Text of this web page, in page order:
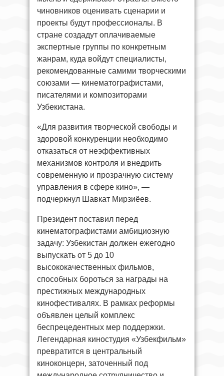
чиновников оценивать сценарии и
проекты будут профессионалы. В
стране создадут оплачиваемые
экспертные группы по конкретным
жанрам, куда войдут специалисты,
рекомендованные самими творческими
союзами — кинематографистами,
писателями и композиторами
Узбекистана.
«Для развития творческой свободы и
здоровой конкуренции необходимо
отказаться от неэффективных
механизмов контроля и внедрить
современную и прозрачную систему
управления в сфере кино», —
подчеркнул Шавкат Мирзиёев.
Президент поставил перед
кинематографистами амбициозную
задачу: Узбекистан должен ежегодно
выпускать от 5 до 10
высококачественных фильмов,
способных бороться за награды на
престижных международных
кинофестивалях. В рамках реформы
объявлен целый комплекс
беспрецедентных мер поддержки.
Легендарная киностудия «Узбекфильм»
превратится в центральный
киноконцерн, заточенный под